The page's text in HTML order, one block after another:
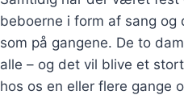
beboerne i form af sang
som på gangene. De to
alle – og det vil blive et
hos os en eller flere gange